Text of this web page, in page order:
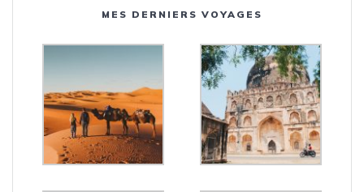
MES DERNIERS VOYAGES